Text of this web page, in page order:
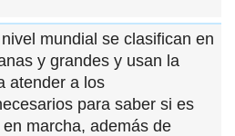
mundial se clasifican en
y grandes y usan la
atender a los
para saber si es
marcha, además de